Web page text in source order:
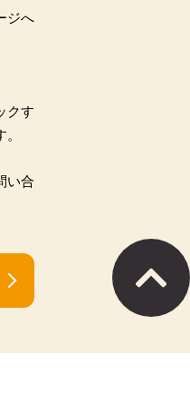
ジへ
クす
い合